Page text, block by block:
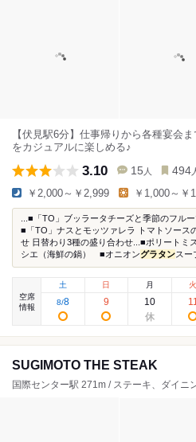
【伏見駅6分】仕事帰りから各種宴会
をカジュアルに楽しめる♪
3.10 15 人 494
￥2,000～￥2,999 ￥1,000～￥
...■「TO」ブッラータチーズと季節のフル
■「TO」ナスとモッツァレラ トマトソース
せ 日替わり3種の盛り合わせ...■ポリート
シエ（海鮮の鍋） ■オニオングラタンスー
空席
情報
土
8/8
日
9
月
10
火
SUGIMOTO THE STEAK
国際センター駅 271m / ステーキ、ダイニ